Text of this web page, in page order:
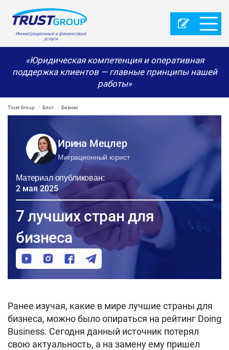
Иммиграционные и финансовые
услуги
«Юридическая компетенция и оперативная
поддержка клиентов — главные принципы нашей
работы»
Trust Group Блог Бизнес
Ирина Мецлер
Миграционный юрист
Материал опубликован:
2 мая 2025
7 лучших стран для
бизнеса
Ранее изучая, какие в мире лучшие страны для
бизнеса, можно было опираться на рейтинг Doing
Business. Сегодня данный источник потерял
свою актуальность, а на замену ему пришел